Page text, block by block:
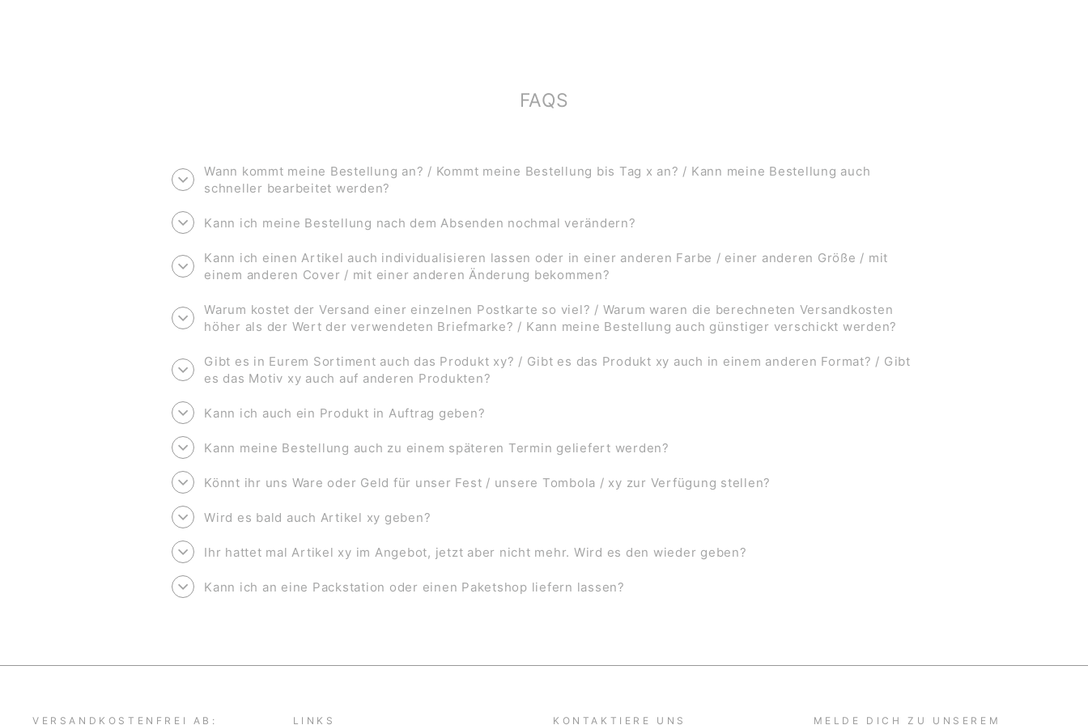
FAQS
Wann kommt meine Bestellung an? / Kommt meine Bestellung bis Tag x an? / Kann meine Bestellung auch
schneller bearbeitet werden?
Kann ich meine Bestellung nach dem Absenden nochmal verändern?
Kann ich einen Artikel auch individualisieren lassen oder in einer anderen Farbe / einer anderen Größe / mit
einem anderen Cover / mit einer anderen Änderung bekommen?
Warum kostet der Versand einer einzelnen Postkarte so viel? / Warum waren die berechneten Versandkosten
höher als der Wert der verwendeten Briefmarke? / Kann meine Bestellung auch günstiger verschickt werden?
Gibt es in Eurem Sortiment auch das Produkt xy? / Gibt es das Produkt xy auch in einem anderen Format? / Gibt
es das Motiv xy auch auf anderen Produkten?
Kann ich auch ein Produkt in Auftrag geben?
Kann meine Bestellung auch zu einem späteren Termin geliefert werden?
Könnt ihr uns Ware oder Geld für unser Fest / unsere Tombola / xy zur Verfügung stellen?
Wird es bald auch Artikel xy geben?
Ihr hattet mal Artikel xy im Angebot, jetzt aber nicht mehr. Wird es den wieder geben?
Kann ich an eine Packstation oder einen Paketshop liefern lassen?
VERSANDKOSTENFREI AB: LINKS KONTAKTIERE UNS MELDE DICH ZU UNSEREM